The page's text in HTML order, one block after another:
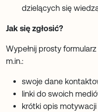
dzielących się
Jak się zgłosić?
Wypełnij prosty
m.in.:
swoje dane
linki do swoich
krótki opis motywacji